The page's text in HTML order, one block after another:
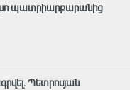
պատրիարքարանից
Պետրոսյան